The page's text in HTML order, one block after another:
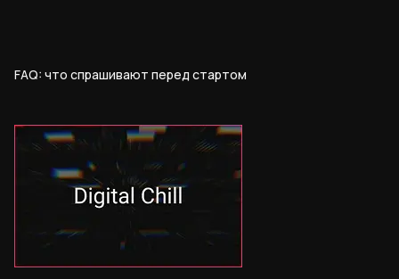
FAQ: что спрашивают перед стартом